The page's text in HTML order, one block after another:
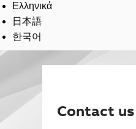
Ελληνικά
日本語
한국어
Contact us